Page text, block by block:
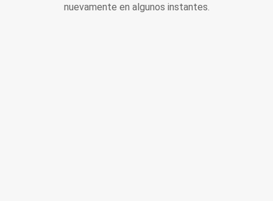
nuevamente en algunos instantes.